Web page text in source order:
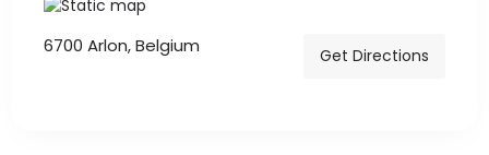
6700 Arlon, Belgium Get Directions